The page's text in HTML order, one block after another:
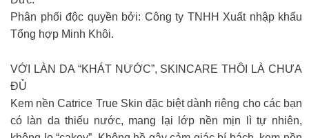
Phân phối độc quyền bởi: Công ty TNHH Xuất nhập khẩu
Tổng hợp Minh Khôi.
VỚI LÀN DA “KHÁT NƯỚC”, SKINCARE THÔI LÀ CHƯA
ĐỦ
Kem nền Catrice True Skin đặc biệt dành riêng cho các bạn
có làn da thiếu nước, mang lại lớp nền mịn lì tự nhiên,